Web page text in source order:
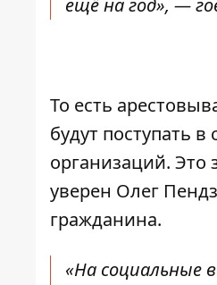
ещё на год», —
То есть
будут поступать
организаций. Это
уверен Олег
гражданина.
«На социальные